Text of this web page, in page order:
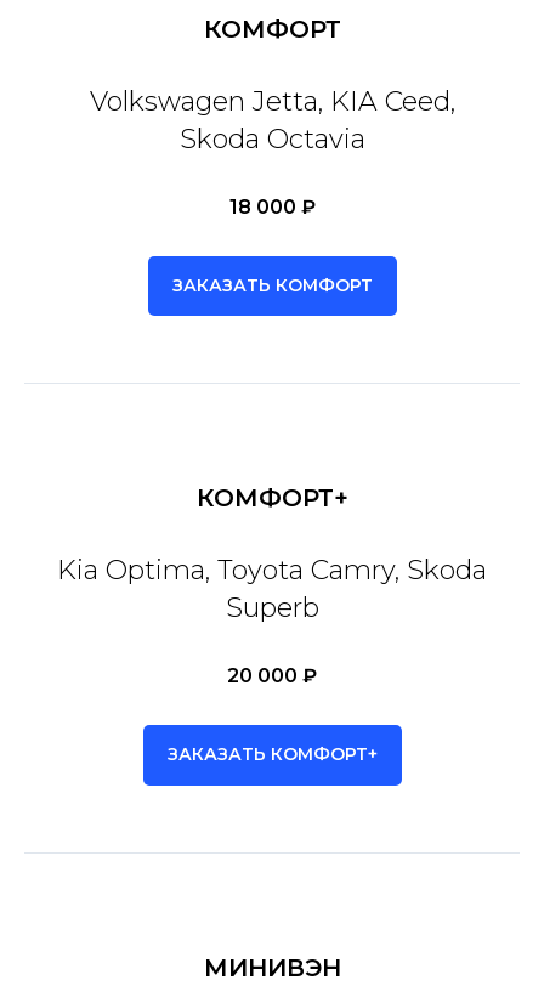
КОМФОРТ
Volkswagen Jetta, KIA Ceed,
Skoda Octavia
18 000 ₽
ЗАКАЗАТЬ КОМФОРТ
КОМФОРТ+
Kia Optima, Toyota Camry, Skoda
Superb
20 000 ₽
ЗАКАЗАТЬ КОМФОРТ+
МИНИВЭН